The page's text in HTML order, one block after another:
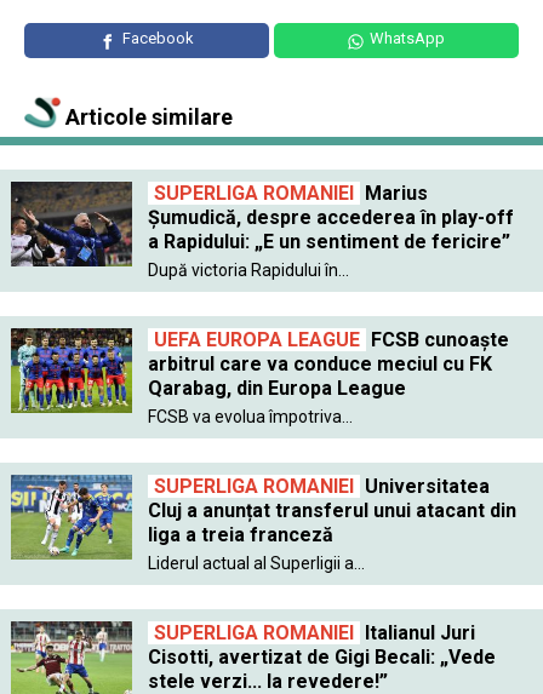
Facebook WhatsApp
Articole similare
SUPERLIGA ROMANIEI Marius
Șumudică, despre accederea în play-off
a Rapidului: „E un sentiment de fericire”
După victoria Rapidului în...
UEFA EUROPA LEAGUE FCSB cunoaște
arbitrul care va conduce meciul cu FK
Qarabag, din Europa League
FCSB va evolua împotriva...
SUPERLIGA ROMANIEI Universitatea
Cluj a anunțat transferul unui atacant din
liga a treia franceză
Liderul actual al Superligii a...
SUPERLIGA ROMANIEI Italianul Juri
Cisotti, avertizat de Gigi Becali: „Vede
stele verzi... la revedere!”